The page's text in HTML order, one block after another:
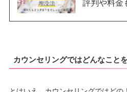
評判や料金
カウンセリングではどんなこと